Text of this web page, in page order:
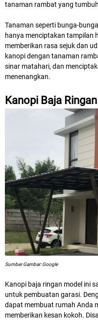
tanaman rambat yang
Tanaman seperti bunga-
hanya menciptakan tampilan
memberikan rasa sejuk dan
kanopi dengan tanaman
sinar matahari, dan
menenangkan.
Kanopi Baja
Sumber Gambar: Google
Kanopi baja ringan model ini
untuk pembuatan garasi.
dapat membuat rumah Anda
memberikan kesan kokoh.